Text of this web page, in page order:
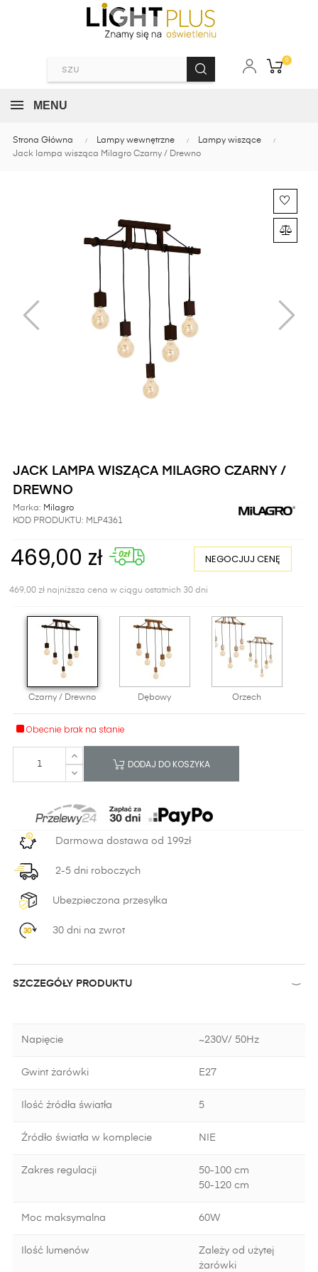
0
MENU
Strona Główna Lampy wewnętrzne
Lampy wiszące
Jack lampa wisząca Milagro Czarny / Drewno
JACK LAMPA WISZĄCA MILAGRO CZARNY /
DREWNO
Marka: Milagro
KOD PRODUKTU: MLP4361
469,00 zł NEGOCJUJ CENĘ
469,00 zł najniższa cena w ciągu ostatnich 30 dni
Czarny / Drewno Dębowy Orzech
Obecnie brak na stanie
DODAJ DO KOSZYKA
Darmowa dostawa od 199zł
2-5 dni roboczych
Ubezpieczona przesyłka
30 dni na zwrot
SZCZEGÓŁY PRODUKTU
Napięcie ~230V/ 50Hz
Gwint żarówki E27
Ilość źródła światła 5
Źródło światła w komplecie NIE
Zakres regulacji
50-100 cm
50-120 cm
Moc maksymalna 60W
Ilość lumenów
Zależy od użytej
żarówki